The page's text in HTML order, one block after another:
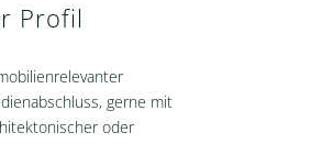
Profil
gerne mit
oder